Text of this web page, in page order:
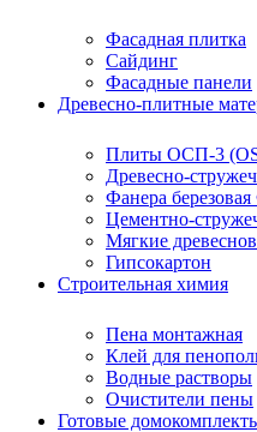
Фасадная плитка
Сайдинг
Фасадные панели
Древесно-плитные
Плиты ОСП-3
Древесно-
Фанера
Цементно-
Мягкие
Гипсокартон
Строительная химия
Пена монтажная
Клей для
Водные растворы
Очистители пены
Готовые